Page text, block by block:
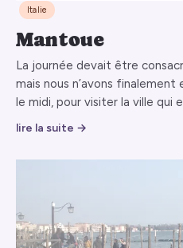
Italie
Mantoue
La journée devait être
mais nous n’avons
le midi, pour visiter la ville qui
lire la suite →